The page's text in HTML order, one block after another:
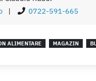
| 0722-591-665
ALIMENTARE MAGAZIN